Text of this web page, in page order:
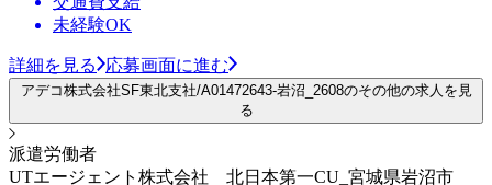
未経験OK
詳細を見る 応募画面に進む
アデコ株式会社SF東北支社/A01472643-岩沼_2608のその他の求人を見
る
派遣労働者
UTエージェント株式会社 北日本第一CU_宮城県岩沼市